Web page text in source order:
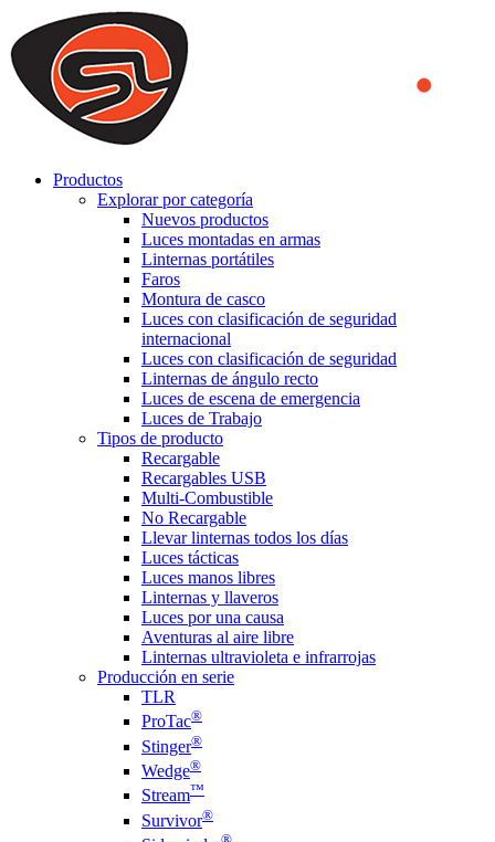
We use cookies to ensure that we provide you the best experience
on our website. By continuing to browse this website, you accept
that cookies are used to help us analyze how the website is used and
to offer you a better experience. To learn more or to find out how
you can disable cookies, you can access our
Productos
Explorar por categoría
Nuevos productos
Luces montadas en armas
Linternas portátiles
Faros
Montura de casco
Luces con clasificación de seguridad
internacional
Luces con clasificación de seguridad
Linternas de ángulo recto
Luces de escena de emergencia
Luces de Trabajo
Tipos de producto
Recargable
Recargables USB
Multi-Combustible
No Recargable
Llevar linternas todos los días
Luces tácticas
Luces manos libres
Linternas y llaveros
Luces por una causa
Aventuras al aire libre
Linternas ultravioleta e infrarrojas
Producción en serie
TLR
ProTac®
Stinger®
Wedge®
Stream™
Survivor®